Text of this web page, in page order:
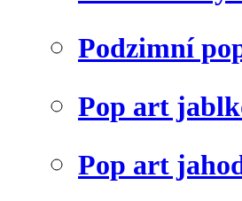
Podzimní
Pop art
Pop art